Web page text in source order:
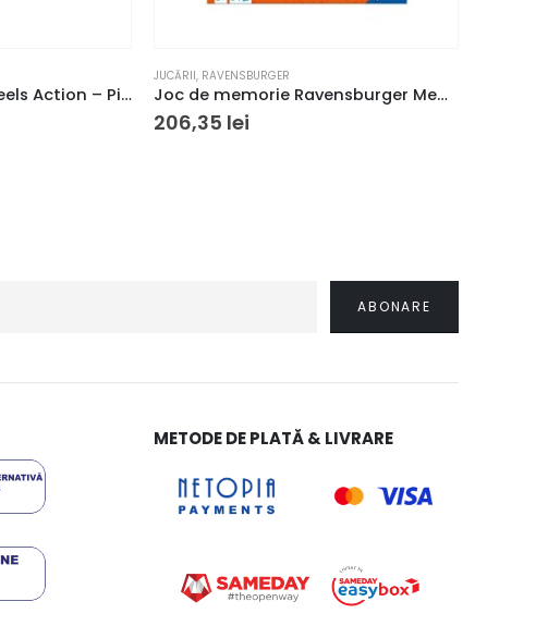
Set de joaca Hot Wheels Action – Pista buclelor duble
JUCĂRII, RAVENSBURGER
Joc de memorie Ravensburger Memory Strumfii
206,35 lei
METODE DE PLATĂ & LIVRARE